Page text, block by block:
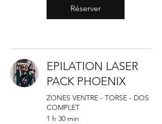
Réserver
EPILATION LASER
PACK PHOENIX
ZONES VENTRE - TORSE - DOS
COMPLET
1 h 30 min